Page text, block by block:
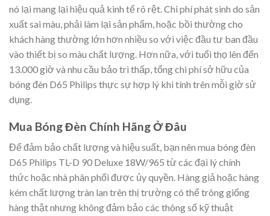
nó lại mang lại hiệu quả kinh tế rõ rệt. Chi phí phát sinh do sản
xuất sai màu, phải làm lại sản phẩm, hoặc bồi thường cho
khách hàng thường lớn hơn nhiều so với việc đầu tư ban đầu
vào thiết bị so màu chất lượng. Hơn nữa, với tuổi thọ lên đến
13.000 giờ và nhu cầu bảo trì thấp, tổng chi phí sở hữu của
bóng đèn D65 Philips thực sự hợp lý khi tính trên mỗi giờ sử
dụng.
Mua Bóng Đèn Chính Hãng Ở Đâu
Để đảm bảo chất lượng và hiệu suất, bạn nên mua bóng đèn
D65 Philips TL-D 90 Deluxe 18W/965 từ các đại lý chính
thức hoặc nhà phân phối được ủy quyền. Hàng giả hoặc hàng
kém chất lượng tràn lan trên thị trường có thể trông giống
hàng thật nhưng không đảm bảo các thông số kỹ thuật